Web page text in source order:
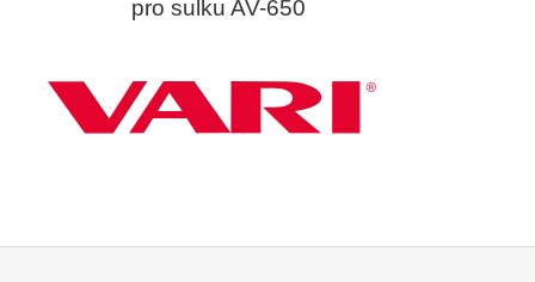
pro sulku AV-650
Z